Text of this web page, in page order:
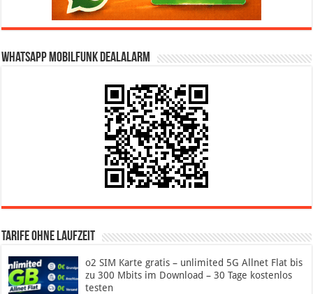
WhatsApp Mobilfunk DealAlarm
Tarife ohne Laufzeit
o2 SIM Karte gratis – unlimited 5G Allnet Flat bis
zu 300 Mbits im Download – 30 Tage kostenlos
testen